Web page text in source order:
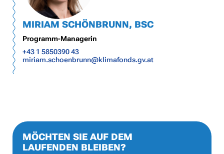
MIRIAM SCHÖNBRUNN, BSC
Programm-Managerin
+43 1 5850390 43
miriam.schoenbrunn@klimafonds.gv.at
MÖCHTEN SIE AUF DEM
LAUFENDEN BLEIBEN?